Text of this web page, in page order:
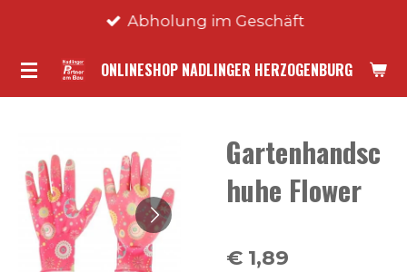
springen
ONLINESHOP NADLINGER HERZOGENBURG
Abholung im Geschäft
Gartenhandsc
huhe Flower
€ 1,89